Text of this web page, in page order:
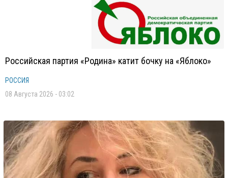
Российская партия «Родина» катит бочку на «Яблоко»
РОССИЯ
08 Августа 2026 - 03:02